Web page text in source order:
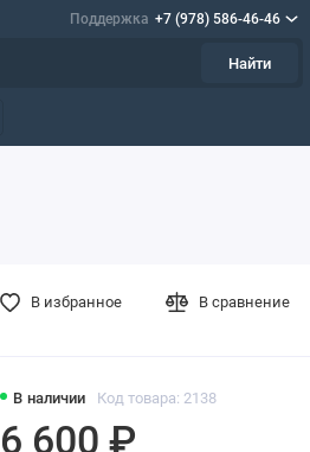
Поддержка +7 (978) 586-46-46
Найти
В наличии Код товара: 2138
6 600 ₽
В избранное В сравнение